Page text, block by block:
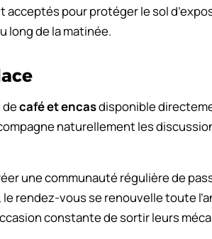
pour protéger le sol
long de la matinée.
café et encasdisponible
naturellement les
une communauté régulière de
rendez-vous se renouvelle toute
constante de sortir leurs